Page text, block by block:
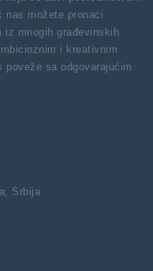
nas možete pronaći
mnogih građevinskih
i kreativnim
sa odgovarajućim
Srbija